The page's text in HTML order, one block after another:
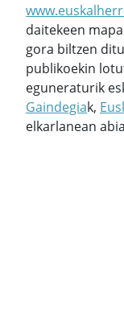
daitekeen
gora biltzen
publikoekin
eguneraturik
Gaindegiak,
elkarlanean